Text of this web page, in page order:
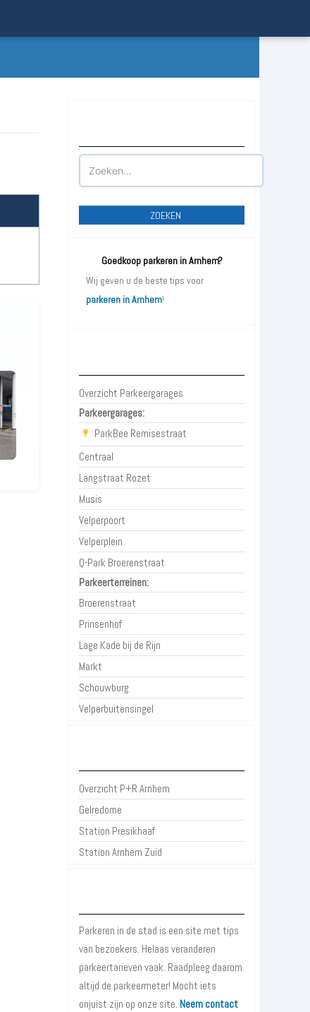
ZOEKEN
Goedkoop parkeren in Arnhem?
Wij geven u de beste tips voor
parkeren in Arnhem!
Overzicht Parkeergarages
Parkeergarages:
ParkBee Remisestraat
Centraal
Langstraat Rozet
Musis
Velperpoort
Velperplein
Q-Park Broerenstraat
Parkeerterreinen:
Broerenstraat
Prinsenhof
Lage Kade bij de Rijn
Markt
Schouwburg
Velperbuitensingel
Overzicht P+R Arnhem
Gelredome
Station Presikhaaf
Station Arnhem Zuid
Parkeren in de stad is een site met tips
van bezoekers. Helaas veranderen
parkeertarieven vaak. Raadpleeg daarom
altijd de parkeermeter! Mocht iets
onjuist zijn op onze site. Neem contact